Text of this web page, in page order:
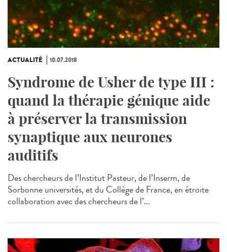
ACTUALITÉ 10.07.2018
Syndrome de Usher de type III :
quand la thérapie génique aide
à préserver la transmission
synaptique aux neurones
auditifs
Des chercheurs de l’Institut Pasteur, de l’Inserm, de
Sorbonne universités, et du Collège de France, en étroite
collaboration avec des chercheurs de l’...